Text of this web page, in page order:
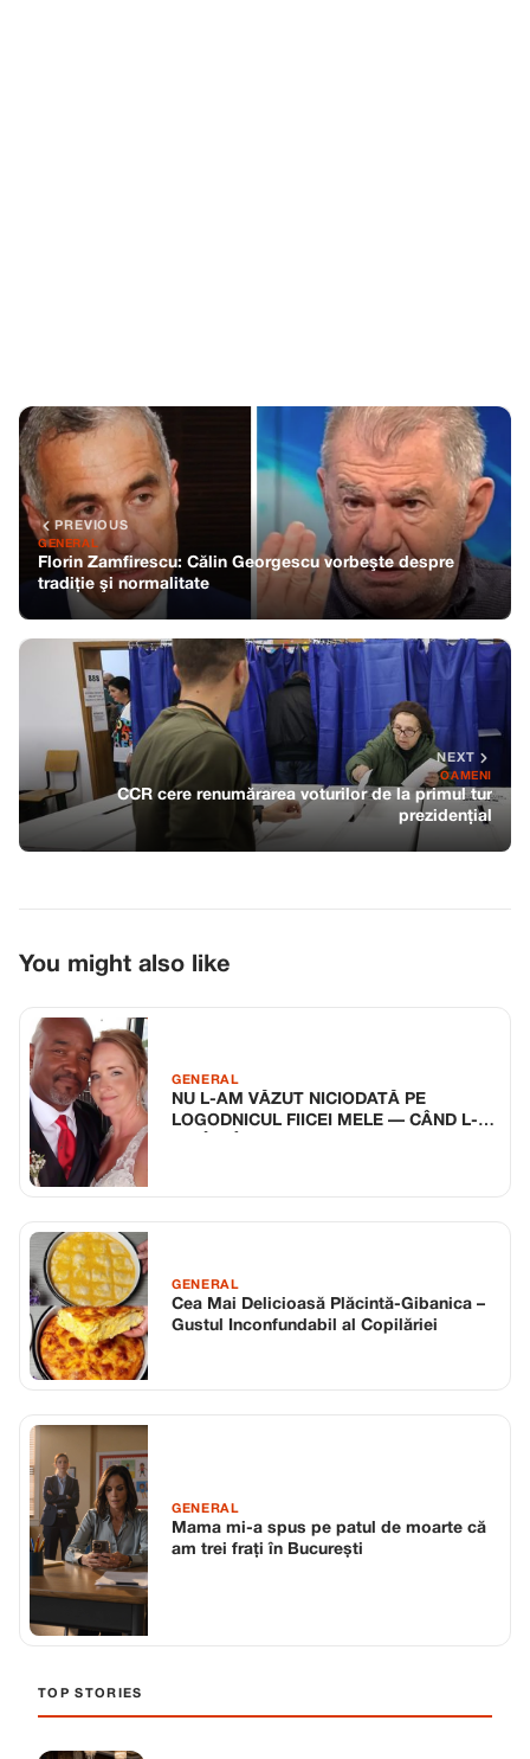
PREVIOUS
GENERAL
Florin Zamfirescu: Călin Georgescu vorbeşte despre
tradiţie şi normalitate
NEXT
OAMENI
CCR cere renumărarea voturilor de la primul tur
prezidențial
You might also like
GENERAL
NU L-AM VĂZUT NICIODATĂ PE
LOGODNICUL FIICEI MELE — CÂND L-
GENERAL
Cea Mai Delicioasă Plăcintă-Gibanica –
Gustul Inconfundabil al Copilăriei
GENERAL
Mama mi-a spus pe patul de moarte că
am trei frați în București
TOP STORIES